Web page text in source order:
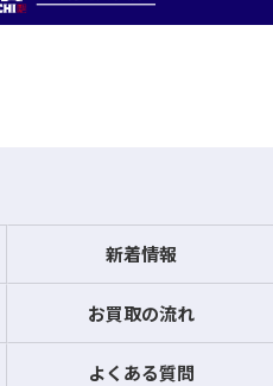
新着情報
お買取の流れ
よくある質問